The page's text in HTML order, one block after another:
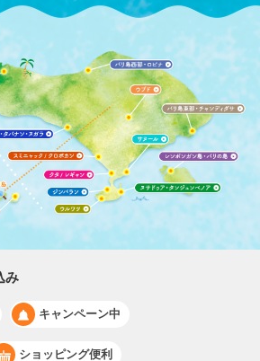
み
キャンペーン中
ショッピング便利